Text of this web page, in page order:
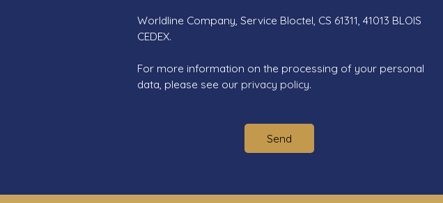
Worldline Company, Service Bloctel, CS 61311, 41013 BLOIS
CEDEX.
For more information on the processing of your personal
data, please see our privacy policy.
Send